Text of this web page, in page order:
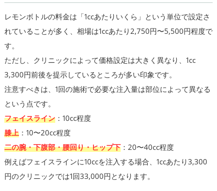
レモンボトルの料金は「1ccあたりいくら」という単位で設定さ
れていることが多く、相場は1ccあたり2,750円〜5,500円程度で
す。
ただし、クリニックによって価格設定は大きく異なり、1cc
3,300円前後を提示しているところが多い印象です。
注意すべきは、1回の施術で必要な注入量は部位によって異なる
という点です。
フェイスライン：10cc程度
膝上：10〜20cc程度
二の腕・下腹部・腰回り・ヒップ下：20〜40cc程度
例えばフェイスラインに10ccを注入する場合、1ccあたり3,300
円のクリニックでは1回33,000円となります。